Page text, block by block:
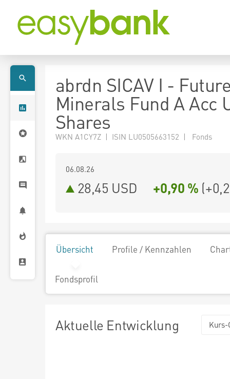
abrdn SICAV I -
Minerals Fund A Acc
Shares
WKN A1CY7Z | ISIN LU0505663152 | Fonds
06.08.26
28,45 USD +0,90 % (
Übersicht Profile / Kennzahlen
Fondsprofil
Aktuelle Entwicklung Kurs-